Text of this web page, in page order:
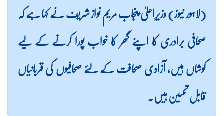
(لاہور نیوز) وزیرِاعلیٰ پنجاب مریم نواز شریف نے کہا ہے کہ
صحافی برادری کا اپنے گھر کا خواب پورا کرنے کے لیے
کوشاں ہیں، آزادی صحافت کے لئے صحافیوں کی قربانیاں
قابل تحسین ہیں۔